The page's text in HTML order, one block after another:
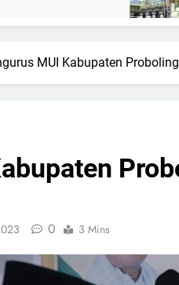
Juli 24, 2026
MUI Kabupaten
0 3 Mins